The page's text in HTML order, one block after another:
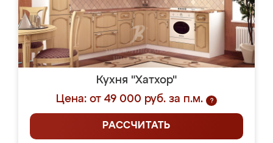
Кухня "Хатхор"
Цена: от 49 000 руб. за п.м.
?
РАССЧИТАТЬ